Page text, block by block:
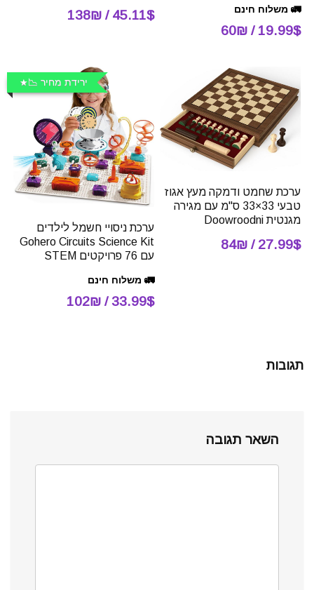
🚛 משלוח חינם
19.99$ / 60₪
45.11$ / 138₪
ערכת שחמט ודמקה מעץ אגוז
טבעי 33×33 ס"מ עם מגירה
מגנטית Doowroodni
27.99$ / 84₪
ירידת מחיר 📉
ערכת ניסויי חשמל לילדים
Gohero Circuits Science Kit
עם 76 פרויקטים STEM
🚛 משלוח חינם
33.99$ / 102₪
תגובות
השאר תגובה